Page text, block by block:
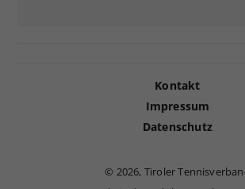
Kontakt
Impressum
Datenschutz
© 2026, Tiroler